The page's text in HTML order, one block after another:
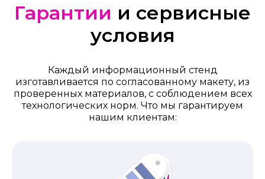
Гарантии и сервисные
условия
Каждый информационный стенд
изготавливается по согласованному макету, из
проверенных материалов, с соблюдением всех
технологических норм. Что мы гарантируем
нашим клиентам: